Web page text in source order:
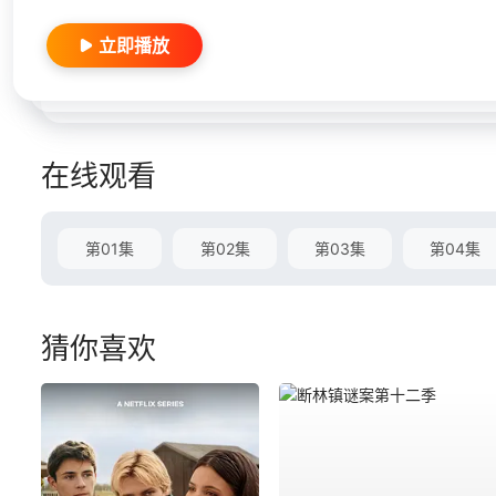
立即播放
在线观看
第01集 第02集 第03集 第04集
猜你喜欢